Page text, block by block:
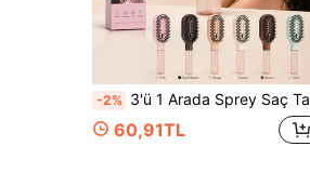
-2% 3'ü 1 Arada Sprey Saç Tarağı, Çok Renkli Seçenekler, Minimalist Plastik Islak/Kuru Şekillendirme Tarağı, Yeniden Doldurulabilir Su Hazneli, Yoğun Esnek Kıllar, Yuvarlak Tasarım, Rahat Tutuş, Kadınlar ve Kızlar İçin, Kıvırcık, Dalgalı ve Kalın Saçlara Uygun, Ev ve Seyahat Kullanımı
60,91TL